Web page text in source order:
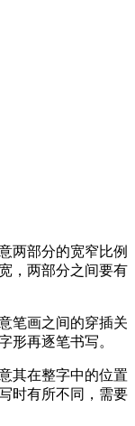
两部分的宽窄比例
，两部分之间要有
笔画之间的穿插关
形再逐笔书写。
其在整字中的位置
时有所不同，需要